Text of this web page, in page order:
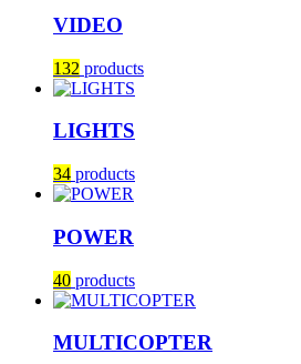
VIDEO
132 products
LIGHTS
34 products
POWER
40 products
MULTICOPTER